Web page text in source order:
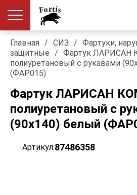
Главная / СИЗ / Фартуки,
защитные / Фартук ЛАРИСАН
полиуретановый с рукавами
(ФАР015)
Фартук ЛАРИСАН
полиуретановый с
(90х140) белый
Артикул:87486358